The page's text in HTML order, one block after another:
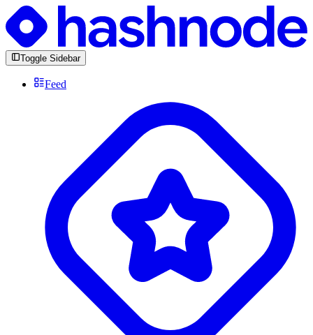
Toggle Sidebar
Feed